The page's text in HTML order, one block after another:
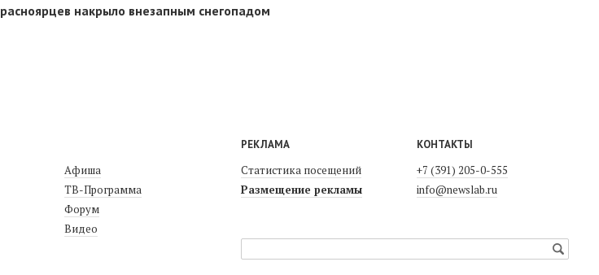
накрыло внезапным снегопадом
Афиша
ТВ-Программа
Форум
Видео
РЕКЛАМА
Статистика посещений
Размещение рекламы
КОНТАКТЫ
+7 (391) 205-0-555
info@newslab.ru